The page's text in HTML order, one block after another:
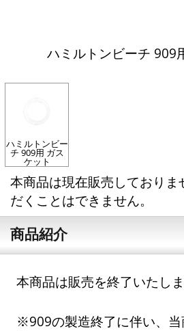
ハミルトンビーチ 909
ハミルトンビー
チ 909用 ガス
ケット
本商品は現在販売しておりま
だくことはできません。
商品紹介
本商品は販売を終了いたしま
※909の製造終了に伴い、当